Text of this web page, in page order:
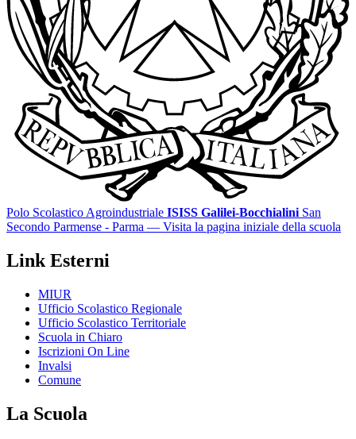
Polo Scolastico Agroindustriale ISISS Galilei-Bocchialini San
Secondo Parmense - Parma — Visita la pagina iniziale della scuola
Link Esterni
MIUR
Ufficio Scolastico Regionale
Ufficio Scolastico Territoriale
Scuola in Chiaro
Iscrizioni On Line
Invalsi
Comune
La Scuola